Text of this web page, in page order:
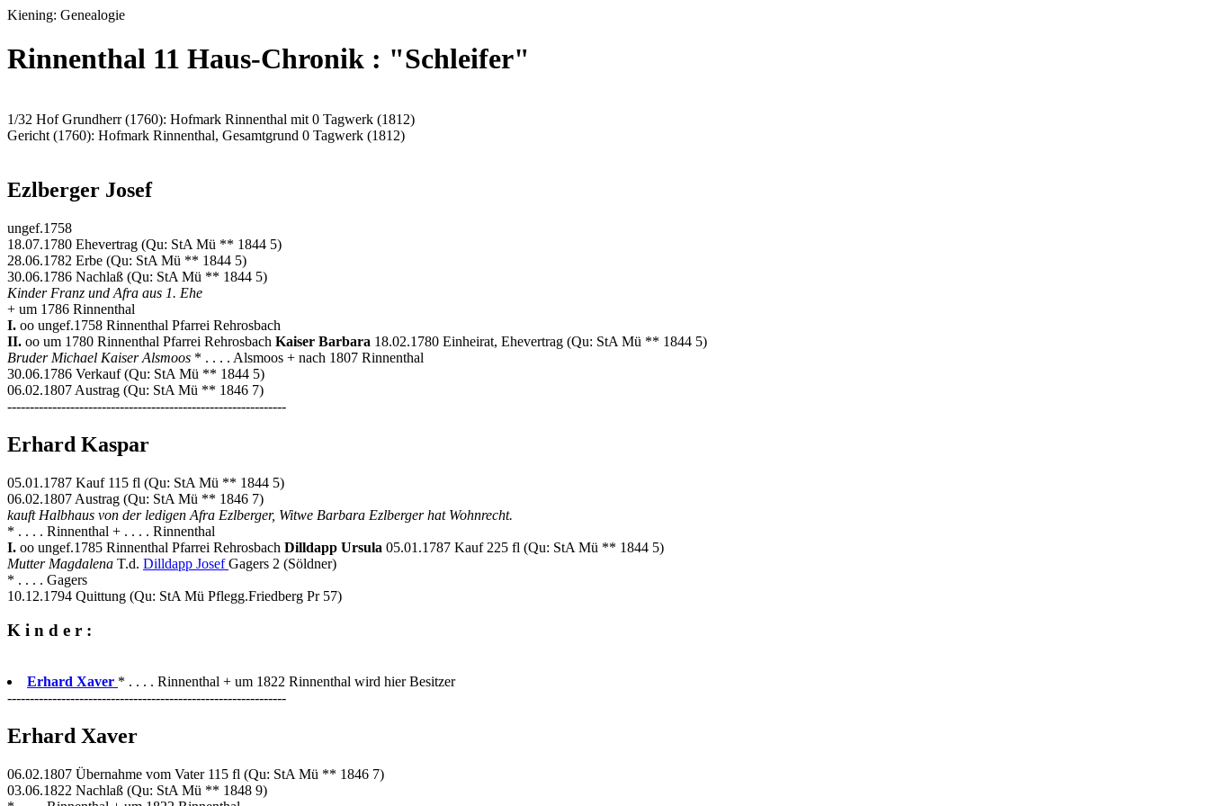
Kiening: Genealogie
Rinnenthal 11 Haus-Chronik : "Schleifer"
1/32 Hof Grundherr (1760): Hofmark Rinnenthal mit 0 Tagwerk (1812)
Gericht (1760): Hofmark Rinnenthal, Gesamtgrund 0 Tagwerk (1812)
Ezlberger Josef
ungef.1758
18.07.1780 Ehevertrag (Qu: StA Mü ** 1844 5)
28.06.1782 Erbe (Qu: StA Mü ** 1844 5)
30.06.1786 Nachlaß (Qu: StA Mü ** 1844 5)
Kinder Franz und Afra aus 1. Ehe
+ um 1786 Rinnenthal
I. oo ungef.1758 Rinnenthal Pfarrei Rehrosbach
II. oo um 1780 Rinnenthal Pfarrei Rehrosbach Kaiser Barbara 18.02.1780 Einheirat, Ehevertrag (Qu: StA Mü ** 1844 5)
Bruder Michael Kaiser Alsmoos * . . . . Alsmoos + nach 1807 Rinnenthal
30.06.1786 Verkauf (Qu: StA Mü ** 1844 5)
06.02.1807 Austrag (Qu: StA Mü ** 1846 7)
--------------------------------------------------------------
Erhard Kaspar
05.01.1787 Kauf 115 fl (Qu: StA Mü ** 1844 5)
06.02.1807 Austrag (Qu: StA Mü ** 1846 7)
kauft Halbhaus von der ledigen Afra Ezlberger, Witwe Barbara Ezlberger hat Wohnrecht.
* . . . . Rinnenthal + . . . . Rinnenthal
I. oo ungef.1785 Rinnenthal Pfarrei Rehrosbach Dilldapp Ursula 05.01.1787 Kauf 225 fl (Qu: StA Mü ** 1844 5)
Mutter Magdalena T.d. Dilldapp JosefGagers 2 (Söldner)
* . . . . Gagers
10.12.1794 Quittung (Qu: StA Mü Pflegg.Friedberg Pr 57)
K i n d e r :
Erhard Xaver * . . . . Rinnenthal + um 1822 Rinnenthal wird hier Besitzer
--------------------------------------------------------------
Erhard Xaver
06.02.1807 Übernahme vom Vater 115 fl (Qu: StA Mü ** 1846 7)
03.06.1822 Nachlaß (Qu: StA Mü ** 1848 9)